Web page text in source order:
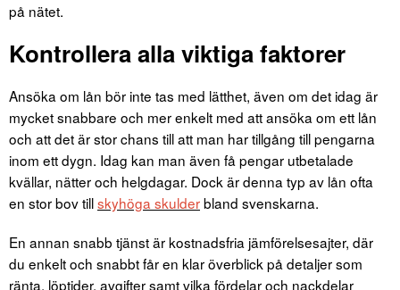
på nätet.
Kontrollera alla viktiga faktorer
Ansöka om lån bör inte tas med lätthet, även om det idag är
mycket snabbare och mer enkelt med att ansöka om ett lån
och att det är stor chans till att man har tillgång till pengarna
inom ett dygn. Idag kan man även få pengar utbetalade
kvällar, nätter och helgdagar. Dock är denna typ av lån ofta
en stor bov tillskyhöga skulderbland svenskarna.
En annan snabb tjänst är kostnadsfria jämförelsesajter, där
du enkelt och snabbt får en klar överblick på detaljer som
ränta, löptider, avgifter samt vilka fördelar och nackdelar